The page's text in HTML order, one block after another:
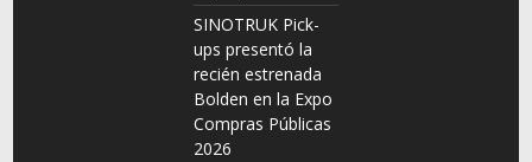
SINOTRUK Pick-
ups presentó la
recién estrenada
Bolden en la Expo
Compras Públicas
2026